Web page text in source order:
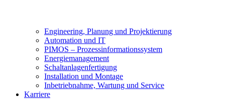
Engineering, Planung und Projektierung
Automation und IT
PIMOS – Prozessinformationssystem
Energiemanagement
Schaltanlagenfertigung
Installation und Montage
Inbetriebnahme, Wartung und Service
Karriere